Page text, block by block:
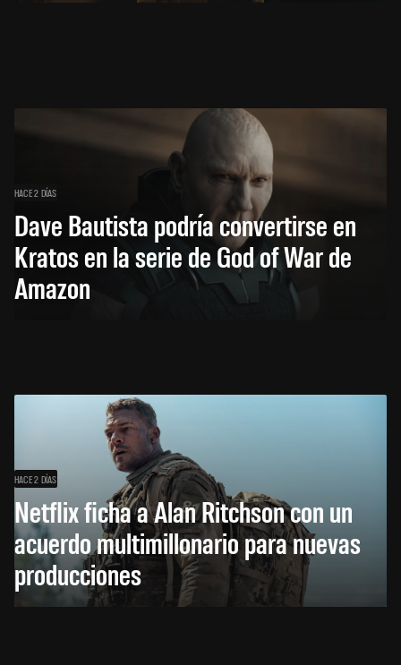
HACE 2 DÍAS
Dave Bautista podría convertirse en
Kratos en la serie de God of War de
Amazon
HACE 2 DÍAS
Netflix ficha a Alan Ritchson con un
acuerdo multimillonario para nuevas
producciones